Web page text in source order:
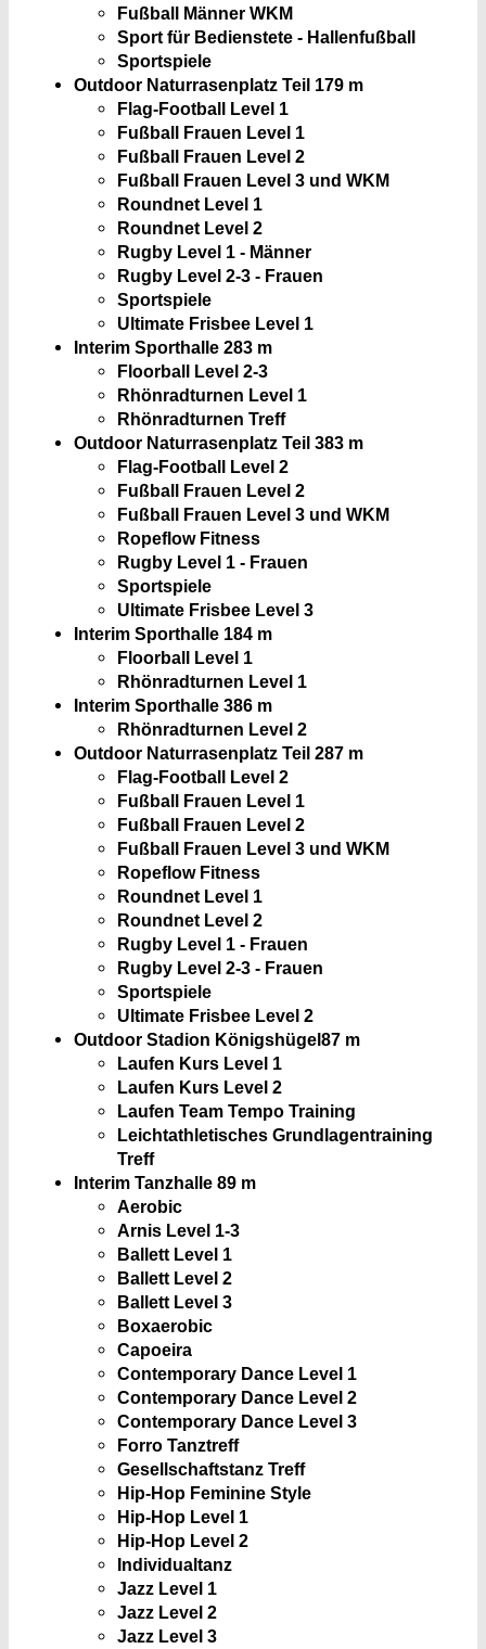
Fußball Männer WKM
Sport für Bedienstete - Hallenfußball
Sportspiele
Outdoor Naturrasenplatz Teil 179 m
Flag-Football Level 1
Fußball Frauen Level 1
Fußball Frauen Level 2
Fußball Frauen Level 3 und WKM
Roundnet Level 1
Roundnet Level 2
Rugby Level 1 - Männer
Rugby Level 2-3 - Frauen
Sportspiele
Ultimate Frisbee Level 1
Interim Sporthalle 283 m
Floorball Level 2-3
Rhönradturnen Level 1
Rhönradturnen Treff
Outdoor Naturrasenplatz Teil 383 m
Flag-Football Level 2
Fußball Frauen Level 2
Fußball Frauen Level 3 und WKM
Ropeflow Fitness
Rugby Level 1 - Frauen
Sportspiele
Ultimate Frisbee Level 3
Interim Sporthalle 184 m
Floorball Level 1
Rhönradturnen Level 1
Interim Sporthalle 386 m
Rhönradturnen Level 2
Outdoor Naturrasenplatz Teil 287 m
Flag-Football Level 2
Fußball Frauen Level 1
Fußball Frauen Level 2
Fußball Frauen Level 3 und WKM
Ropeflow Fitness
Roundnet Level 1
Roundnet Level 2
Rugby Level 1 - Frauen
Rugby Level 2-3 - Frauen
Sportspiele
Ultimate Frisbee Level 2
Outdoor Stadion Königshügel87 m
Laufen Kurs Level 1
Laufen Kurs Level 2
Laufen Team Tempo Training
Leichtathletisches Grundlagentraining
Treff
Interim Tanzhalle 89 m
Aerobic
Arnis Level 1-3
Ballett Level 1
Ballett Level 2
Ballett Level 3
Boxaerobic
Capoeira
Contemporary Dance Level 1
Contemporary Dance Level 2
Contemporary Dance Level 3
Forro Tanztreff
Gesellschaftstanz Treff
Hip-Hop Feminine Style
Hip-Hop Level 1
Hip-Hop Level 2
Individualtanz
Jazz Level 1
Jazz Level 2
Jazz Level 3